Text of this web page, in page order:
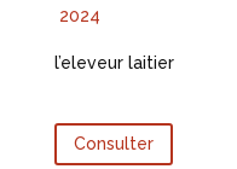
2024
l’eleveur laitier
Consulter